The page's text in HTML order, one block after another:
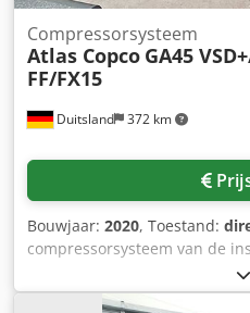
Duitsland 372 km
Compressorsysteem
Atlas Copco GA45
FF/FX15
Bouwjaar: 2020, Toestand:
compressorsysteem van de
bestaande uit twee Atlas
koeldrogingen en een olie-